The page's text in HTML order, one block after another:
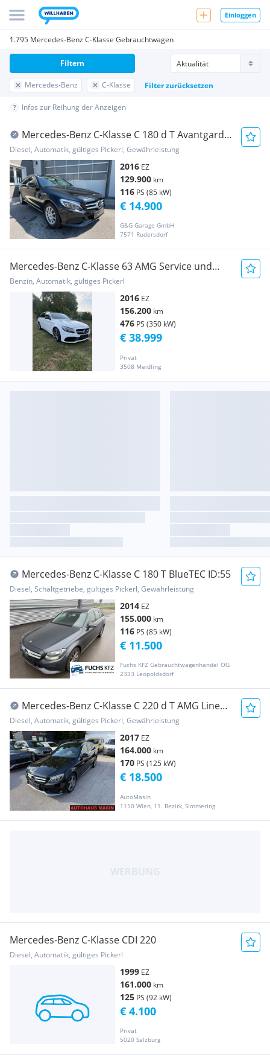
Einloggen
1.795 Mercedes-Benz C-Klasse Gebrauchtwagen
Mercedes-Benz C-Klasse Filter zurücksetzen
Filtern
Infos zur Reihung der Anzeigen
Mercedes-Benz C-Klasse C 180 d T Avantgarde
Aut.
Diesel, Automatik, gültiges Pickerl, Gewährleistung
2016 EZ
129.900 km
116 PS (85 kW)
G&G Garage GmbH
7571 Rudersdorf
€ 14.900
Mercedes-Benz C-Klasse 63 AMG Service und
Pickerl neu
Benzin, Automatik, gültiges Pickerl
2016 EZ
156.200 km
476 PS (350 kW)
Privat
3508 Meidling
€ 38.999
Mercedes-Benz C-Klasse C 180 T BlueTEC ID:55
Diesel, Schaltgetriebe, gültiges Pickerl, Gewährleistung
2014 EZ
155.000 km
116 PS (85 kW)
Fuchs KFZ Gebrauchtwagenhandel OG
2333 Leopoldsdorf
€ 11.500
Mercedes-Benz C-Klasse C 220 d T AMG Line
Aut. //ERSTBESITZ//
Diesel, Automatik, gültiges Pickerl, Gewährleistung
2017 EZ
164.000 km
170 PS (125 kW)
AutoMasin
1110 Wien, 11. Bezirk, Simmering
€ 18.500
Mercedes-Benz C-Klasse CDI 220
Diesel, Automatik, gültiges Pickerl
1999 EZ
161.000 km
125 PS (92 kW)
Privat
5020 Salzburg
€ 4.100